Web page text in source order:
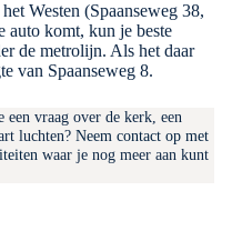
Westen (Spaanseweg 38,
auto komt, kun je beste
de metrolijn. Als het daar
van Spaanseweg 8.
vraag over de kerk, een
luchten? Neem contact op met
waar je nog meer aan kunt